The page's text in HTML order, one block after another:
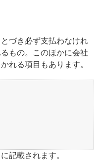
づき必ず支払わなけれ
もの。このほかに会社
れる項目もあります。
記載されます。